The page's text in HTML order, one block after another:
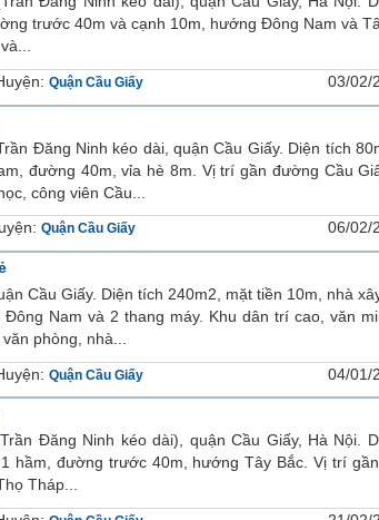
trước 40m và cạnh 10m, hướng Đông Nam và
Quận Cầu Giấy 03/02/
Đăng Ninh kéo dài, quận Cầu Giấy. Diện tích
đường 40m, vỉa hè 8m. Vị trí gần đường Cầu
công viên Cầu...
Quận Cầu Giấy 06/02/
Cầu Giấy. Diện tích 240m2, mặt tiền 10m, nhà
Nam và 2 thang máy. Khu dân trí cao, văn
phòng, nhà...
Quận Cầu Giấy 04/01/
Đăng Ninh kéo dài), quận Cầu Giấy, Hà Nội.
hầm, đường trước 40m, hướng Tây Bắc. Vị trí
Tháp...